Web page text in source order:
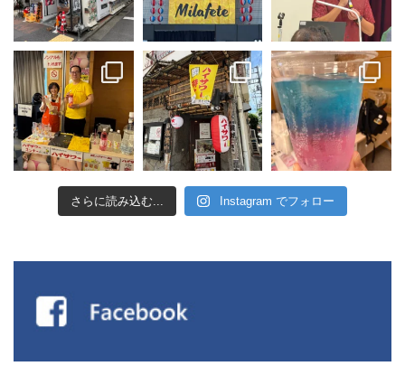
さらに読み込む... Instagram でフォロー